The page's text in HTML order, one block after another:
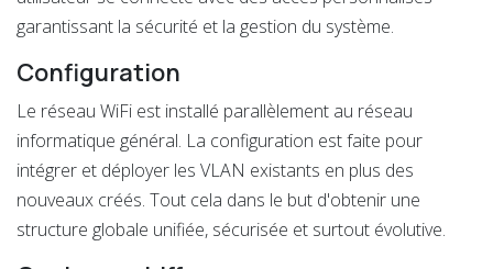
garantissant la sécurité et la gestion du système.
Configuration
Le réseau WiFi est installé parallèlement au réseau
informatique général. La configuration est faite pour
intégrer et déployer les VLAN existants en plus des
nouveaux créés. Tout cela dans le but d'obtenir une
structure globale unifiée, sécurisée et surtout évolutive.